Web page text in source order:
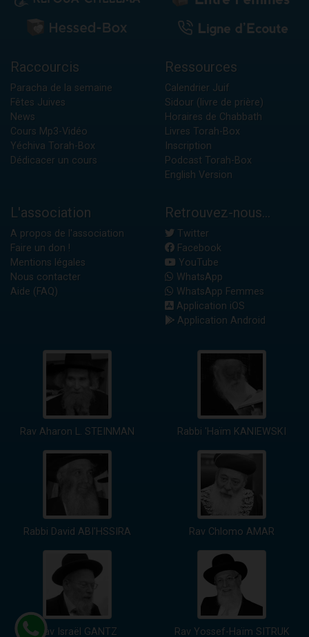
Raccourcis
Paracha de la semaine
Fêtes Juives
News
Cours Mp3-Vidéo
Yéchiva Torah-Box
Dédicacer un cours
Ressources
Calendrier Juif
Sidour (livre de prière)
Horaires de Chabbath
Livres Torah-Box
Inscription
Podcast Torah-Box
English Version
L'association
A propos de l'association
Faire un don !
Mentions légales
Nous contacter
Aide (FAQ)
Retrouvez-nous...
Twitter
Facebook
YouTube
WhatsApp
WhatsApp Femmes
Application iOS
Application Android
Rav Aharon L. STEINMAN Rabbi 'Haïm KANIEWSKI
Rabbi David ABI'HSSIRA Rav Chlomo AMAR
Rav Israël GANTZ Rav Yossef-Haïm SITRUK